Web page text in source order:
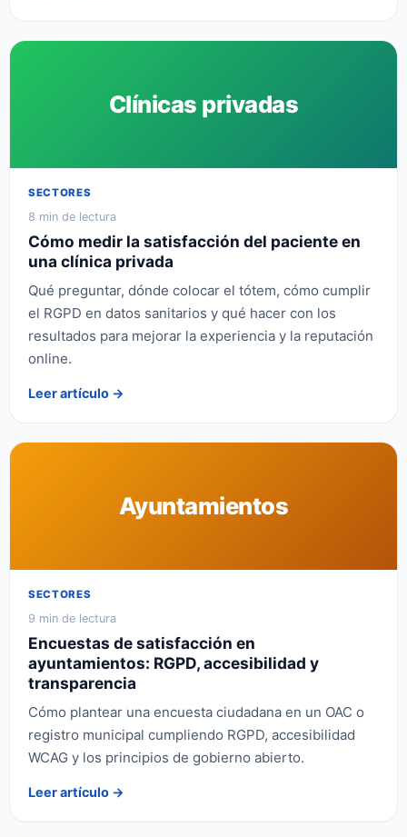
Clínicas privadas
SECTORES
8 min de lectura
Cómo medir la satisfacción del paciente en
una clínica privada
Qué preguntar, dónde colocar el tótem, cómo cumplir
el RGPD en datos sanitarios y qué hacer con los
resultados para mejorar la experiencia y la reputación
online.
Leer artículo →
Ayuntamientos
SECTORES
9 min de lectura
Encuestas de satisfacción en
ayuntamientos: RGPD, accesibilidad y
transparencia
Cómo plantear una encuesta ciudadana en un OAC o
registro municipal cumpliendo RGPD, accesibilidad
WCAG y los principios de gobierno abierto.
Leer artículo →